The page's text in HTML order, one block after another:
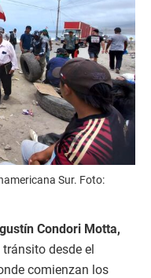
Sur. Foto:
Condori Motta,
desde el
comienzan los